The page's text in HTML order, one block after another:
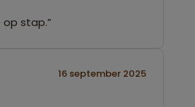
stap.”
16 september 2025